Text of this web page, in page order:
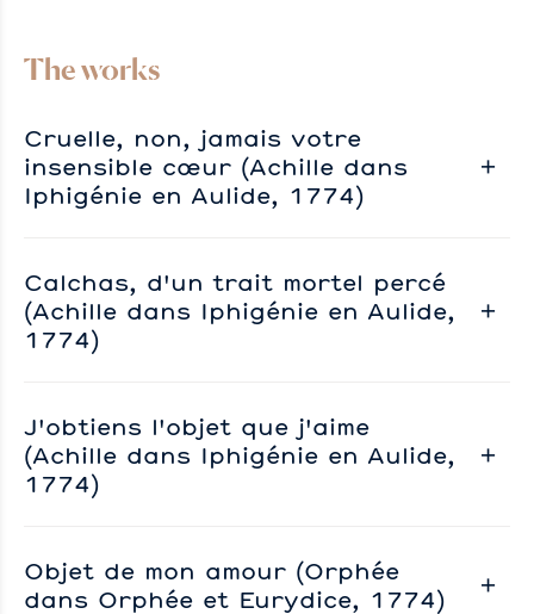
The works
Cruelle, non, jamais votre
insensible cœur (Achille dans
Iphigénie en Aulide, 1774)
Calchas, d'un trait mortel percé
(Achille dans Iphigénie en Aulide,
1774)
J'obtiens l'objet que j'aime
(Achille dans Iphigénie en Aulide,
1774)
Objet de mon amour (Orphée
dans Orphée et Eurydice, 1774)